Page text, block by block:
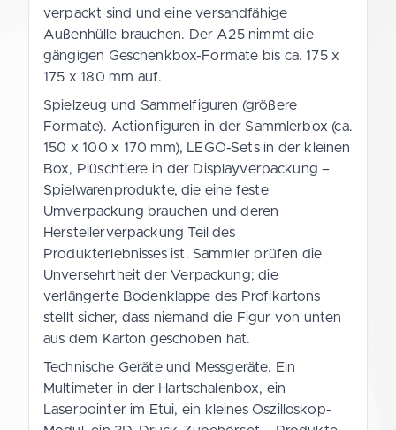
verpackt sind und eine versandfähige
Außenhülle brauchen. Der A25 nimmt die
gängigen Geschenkbox-Formate bis ca. 175 x
175 x 180 mm auf.
Spielzeug und Sammelfiguren (größere
Formate). Actionfiguren in der Sammlerbox (ca.
150 x 100 x 170 mm), LEGO-Sets in der kleinen
Box, Plüschtiere in der Displayverpackung –
Spielwarenprodukte, die eine feste
Umverpackung brauchen und deren
Herstellerverpackung Teil des
Produkterlebnisses ist. Sammler prüfen die
Unversehrtheit der Verpackung; die
verlängerte Bodenklappe des Profikartons
stellt sicher, dass niemand die Figur von unten
aus dem Karton geschoben hat.
Technische Geräte und Messgeräte. Ein
Multimeter in der Hartschalenbox, ein
Laserpointer im Etui, ein kleines Oszilloskop-